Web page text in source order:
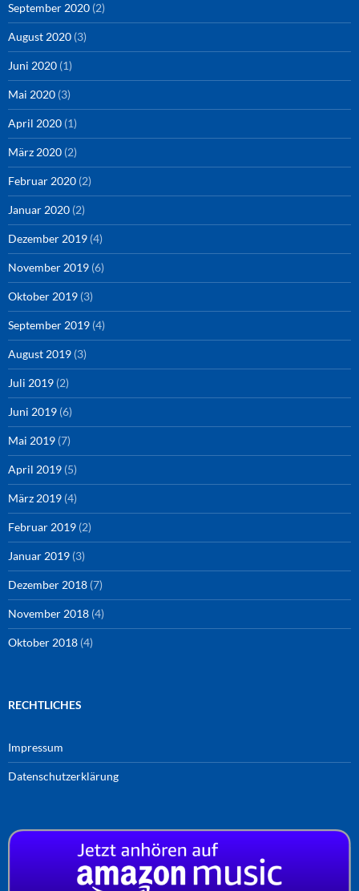
September 2020 (2)
August 2020 (3)
Juni 2020 (1)
Mai 2020 (3)
April 2020 (1)
März 2020 (2)
Februar 2020 (2)
Januar 2020 (2)
Dezember 2019 (4)
November 2019 (6)
Oktober 2019 (3)
September 2019 (4)
August 2019 (3)
Juli 2019 (2)
Juni 2019 (6)
Mai 2019 (7)
April 2019 (5)
März 2019 (4)
Februar 2019 (2)
Januar 2019 (3)
Dezember 2018 (7)
November 2018 (4)
Oktober 2018 (4)
RECHTLICHES
Impressum
Datenschutzerklärung